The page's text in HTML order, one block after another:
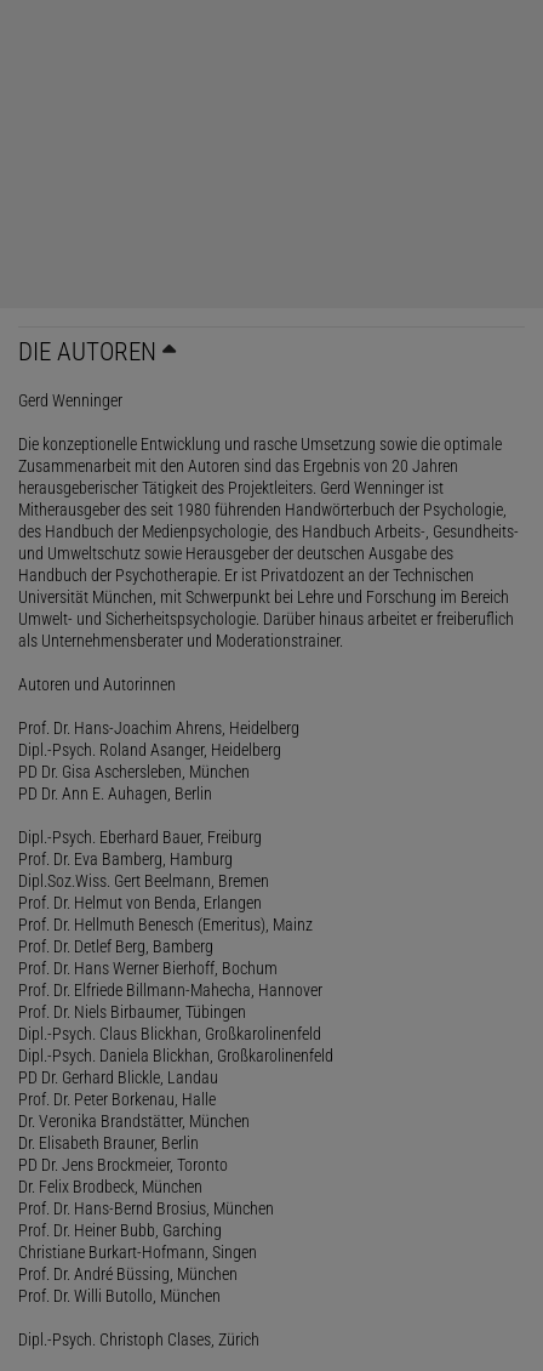
DIE AUTOREN
Gerd Wenninger
Die konzeptionelle Entwicklung und rasche Umsetzung sowie die optimale
Zusammenarbeit mit den Autoren sind das Ergebnis von 20 Jahren
herausgeberischer Tätigkeit des Projektleiters. Gerd Wenninger ist
Mitherausgeber des seit 1980 führenden Handwörterbuch der Psychologie,
des Handbuch der Medienpsychologie, des Handbuch Arbeits-, Gesundheits-
und Umweltschutz sowie Herausgeber der deutschen Ausgabe des
Handbuch der Psychotherapie. Er ist Privatdozent an der Technischen
Universität München, mit Schwerpunkt bei Lehre und Forschung im Bereich
Umwelt- und Sicherheitspsychologie. Darüber hinaus arbeitet er freiberuflich
als Unternehmensberater und Moderationstrainer.
Autoren und Autorinnen
Prof. Dr. Hans-Joachim Ahrens, Heidelberg
Dipl.-Psych. Roland Asanger, Heidelberg
PD Dr. Gisa Aschersleben, München
PD Dr. Ann E. Auhagen, Berlin
Dipl.-Psych. Eberhard Bauer, Freiburg
Prof. Dr. Eva Bamberg, Hamburg
Dipl.Soz.Wiss. Gert Beelmann, Bremen
Prof. Dr. Helmut von Benda, Erlangen
Prof. Dr. Hellmuth Benesch (Emeritus), Mainz
Prof. Dr. Detlef Berg, Bamberg
Prof. Dr. Hans Werner Bierhoff, Bochum
Prof. Dr. Elfriede Billmann-Mahecha, Hannover
Prof. Dr. Niels Birbaumer, Tübingen
Dipl.-Psych. Claus Blickhan, Großkarolinenfeld
Dipl.-Psych. Daniela Blickhan, Großkarolinenfeld
PD Dr. Gerhard Blickle, Landau
Prof. Dr. Peter Borkenau, Halle
Dr. Veronika Brandstätter, München
Dr. Elisabeth Brauner, Berlin
PD Dr. Jens Brockmeier, Toronto
Dr. Felix Brodbeck, München
Prof. Dr. Hans-Bernd Brosius, München
Prof. Dr. Heiner Bubb, Garching
Christiane Burkart-Hofmann, Singen
Prof. Dr. André Büssing, München
Prof. Dr. Willi Butollo, München
Dipl.-Psych. Christoph Clases, Zürich